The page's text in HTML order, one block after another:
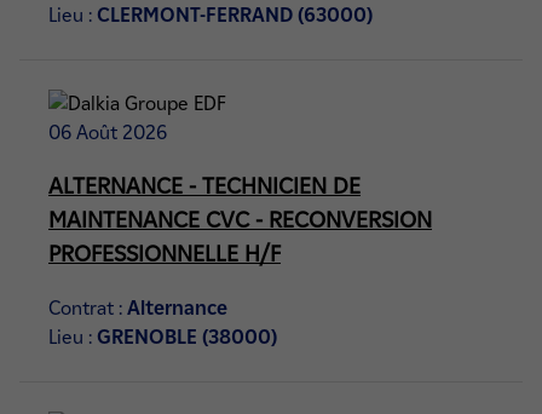
Lieu : CLERMONT-FERRAND (63000)
06 Août 2026
ALTERNANCE - TECHNICIEN DE
MAINTENANCE CVC - RECONVERSION
PROFESSIONNELLE H/F
Contrat : Alternance
Lieu : GRENOBLE (38000)